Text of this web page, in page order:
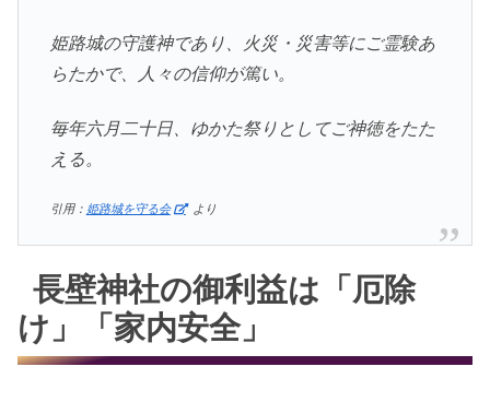
姫路城の守護神であり、火災・災害等にご霊験あ
らたかで、人々の信仰が篤い。
毎年六月二十日、ゆかた祭りとしてご神徳をたた
える。
引用： 姫路城を守る会 より
長壁神社の御利益は「厄除
け」「家内安全」